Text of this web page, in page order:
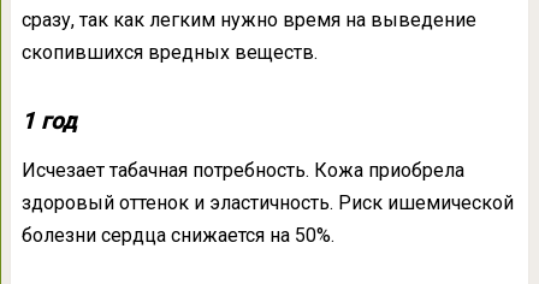
сразу, так как легким нужно время на выведение
скопившихся вредных веществ.
1 год
Исчезает табачная потребность. Кожа приобрела
здоровый оттенок и эластичность. Риск ишемической
болезни сердца снижается на 50%.